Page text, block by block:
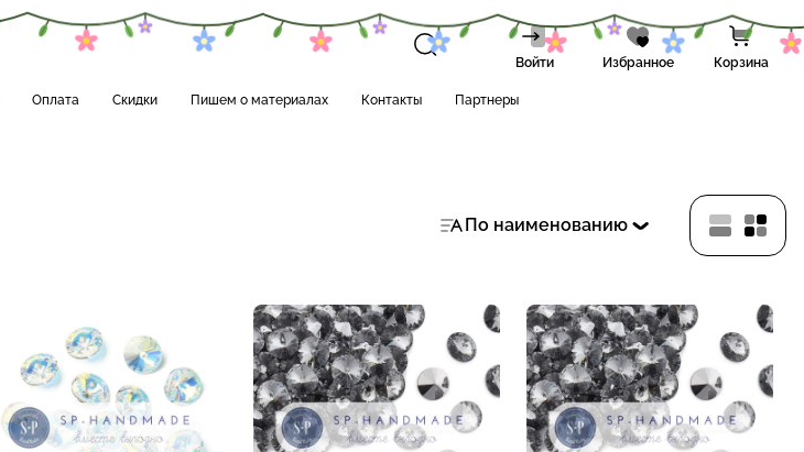
Войти Избранное Корзина
Оплата Скидки Пишем о материалах Контакты Партнеры
По наименованию